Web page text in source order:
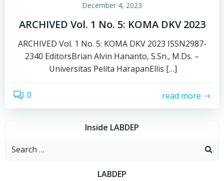
December 4, 2023
ARCHIVED Vol. 1 No. 5: KOMA DKV 2023
ARCHIVED Vol. 1 No. 5: KOMA DKV 2023 ISSN2987-
2340 EditorsBrian Alvin Hananto, S.Sn., M.Ds. –
Universitas Pelita HarapanEllis […]
0 read more
Inside LABDEP
Search
LABDEP